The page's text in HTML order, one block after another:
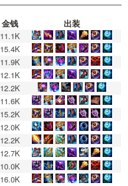
金钱 出装
11.1K
15.4K
11.9K
12.1K
12.2K
11.6K
15.2K
12.0K
12.2K
12.7K
10.0K
16.0K